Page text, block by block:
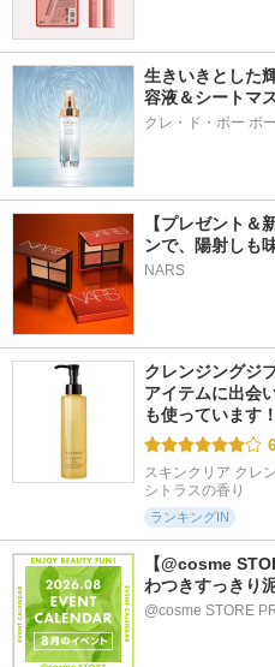
生きいきとした
容液＆シートマ
クレ・ド・ポー ボ
【プレゼント＆
ンで、陽射しも
NARS
クレンジングジ
アイテムに出会
も使っています
スキンクリア クレ
シトラスの香り
ランキングIN
【@cosme
わつきすっきり
@cosme STORE